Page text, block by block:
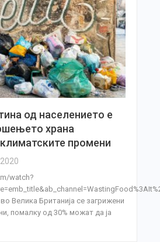
од населението е
храна
промени
watch?
Велика Британија се загрижени
помалку од 30% можат да ја